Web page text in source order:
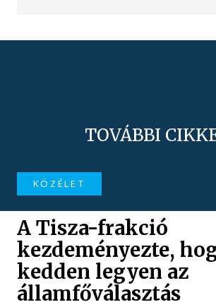
TOVÁBBI
KÖZÉLET
A Tisza-frakció
kezdeményezte,
kedden legyen az
államfőválasztás